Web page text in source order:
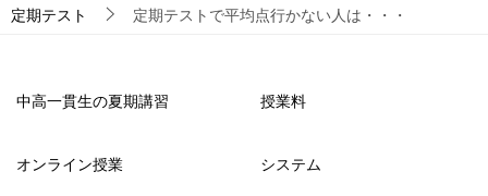
定期テスト
定期テストで平均点行かない人は・・・
中高一貫生の夏期講習 授業料
オンライン授業 システム